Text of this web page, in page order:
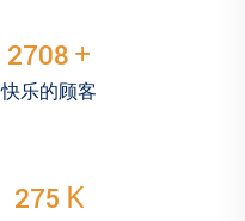
3617+
快乐的顾客
368 K